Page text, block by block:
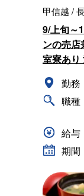
甲信越 /
9/上旬
ンの売
室寮あ
勤務
職種
給与
期間